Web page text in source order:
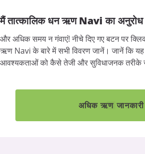
मैंतात्कालिकधनऋण Naviकाअनुरोध
और अधिक समय न गंवाएं! नीचे दिए गए बटन पर
ऋण Navi के बारे में सभी विवरण जानें। जानें कि यह
आवश्यकताओं को कैसे तेजी और सुविधाजनक तरीके
अधिक ऋण जानकारी